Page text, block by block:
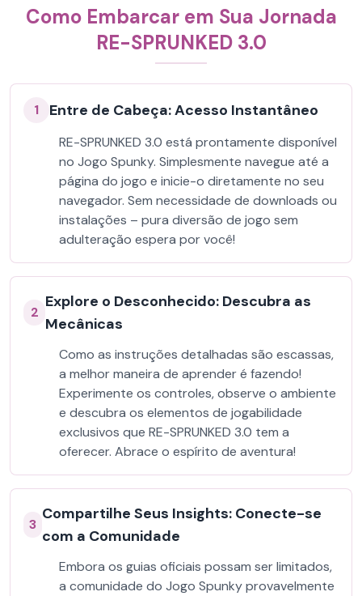
Como Embarcar em Sua Jornada
RE-SPRUNKED 3.0
1 Entre de Cabeça: Acesso Instantâneo
RE-SPRUNKED 3.0 está prontamente disponível
no Jogo Spunky. Simplesmente navegue até a
página do jogo e inicie-o diretamente no seu
navegador. Sem necessidade de downloads ou
instalações – pura diversão de jogo sem
adulteração espera por você!
2
Explore o Desconhecido: Descubra as
Mecânicas
Como as instruções detalhadas são escassas,
a melhor maneira de aprender é fazendo!
Experimente os controles, observe o ambiente
e descubra os elementos de jogabilidade
exclusivos que RE-SPRUNKED 3.0 tem a
oferecer. Abrace o espírito de aventura!
3
Compartilhe Seus Insights: Conecte-se
com a Comunidade
Embora os guias oficiais possam ser limitados,
a comunidade do Jogo Spunky provavelmente